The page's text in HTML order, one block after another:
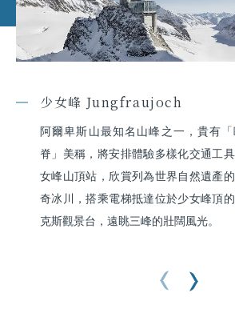
少女峰 Jungfraujoch
阿爾卑斯山最知名山峰之一，貴有
脊」美稱，將安排體驗多樣化交通工
女峰山頂站，欣賞列為世界自然遺產
奇冰川，搭乘電梯抵達位於少女峰頂
克斯觀景台，遠眺三峰的壯闊風光。